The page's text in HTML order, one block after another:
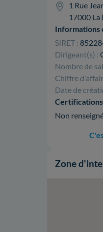
1 Rue
17000 La
Informations
SIRET :
Dirigeant(s) :
Nombre de
Chiffre
Date de
Certifications
Non
Zone